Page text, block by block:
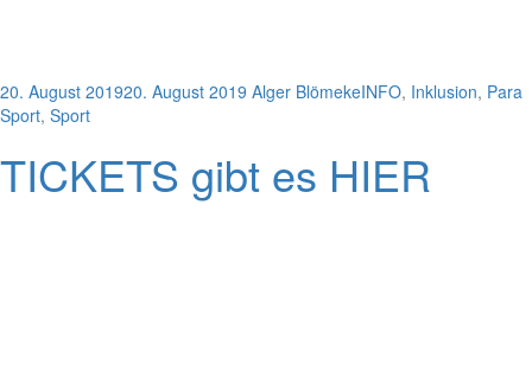
20. August 201920. August 2019 Alger BlömekeINFO, Inklusion, Para
Sport, Sport
TICKETS gibt es HIER